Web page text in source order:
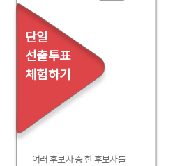
단일
선출투표
체험하기
여러 후보자 중 한 후보자를